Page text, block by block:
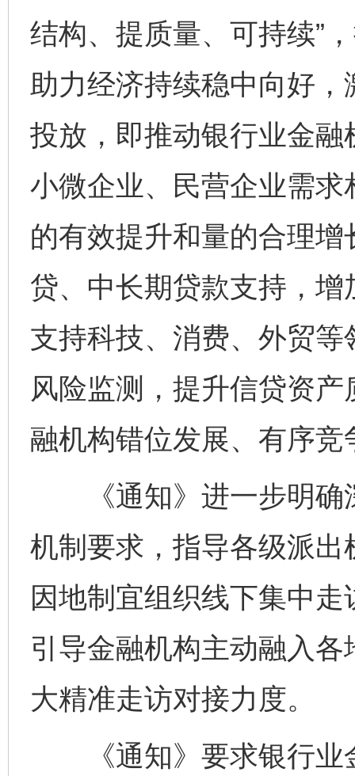
结构、提质量、可持续”
助力经济持续稳中向好
投放，即推动银行业金
小微企业、民营企业需
的有效提升和量的合理
贷、中长期贷款支持，
支持科技、消费、外贸
风险监测，提升信贷资
融机构错位发展、有序
《通知》进一步明确
机制要求，指导各级派
因地制宜组织线下集中走
引导金融机构主动融入
大精准走访对接力度。
《通知》要求银行业
完善运行机制助力责任有效落实 一纸欠